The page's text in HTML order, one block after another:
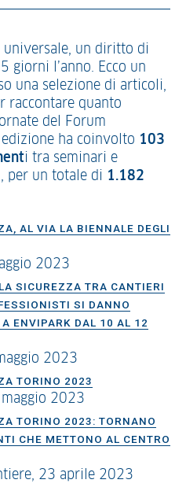
universale, un diritto di
giorni l’anno. Ecco un
una selezione di articoli,
raccontare quanto
del Forum
ha coinvolto 103
i tra seminari e
per un totale di 1.182
AL VIA LA BIENNALE DEGLI
2023
SICUREZZA TRA CANTIERI
SI DANNO
ENVIPARK DAL 10 AL 12
2023
TORINO 2023
2023
TORINO 2023: TORNANO
CHE METTONO AL CENTRO
23 aprile 2023